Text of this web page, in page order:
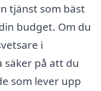
tjänst som bäst
budget. Om du
i
säker på att du
som lever upp